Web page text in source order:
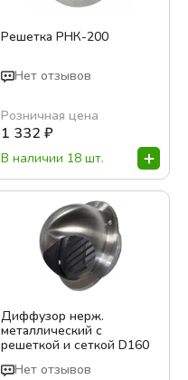
Решетка РНК-200
Нет отзывов
Розничная цена
1 332 ₽
В наличии 18 шт.
Диффузор нерж.
металлический с
решеткой и сеткой D160
Нет отзывов